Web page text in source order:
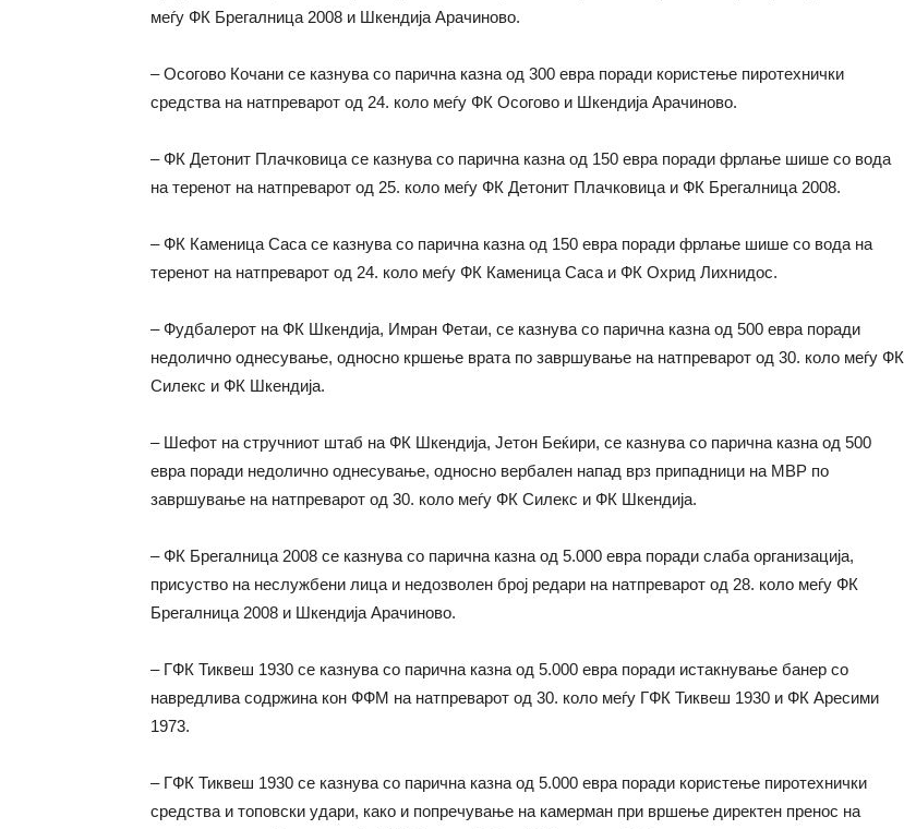
меѓу ФК Брегалница 2008 и Шкендија Арачиново.
– Осогово Кочани се казнува со парична казна од 300 евра поради користење пиротехнички
средства на натпреварот од 24. коло меѓу ФК Осогово и Шкендија Арачиново.
– ФК Детонит Плачковица се казнува со парична казна од 150 евра поради фрлање шише со вода
на теренот на натпреварот од 25. коло меѓу ФК Детонит Плачковица и ФК Брегалница 2008.
– ФК Каменица Саса се казнува со парична казна од 150 евра поради фрлање шише со вода на
теренот на натпреварот од 24. коло меѓу ФК Каменица Саса и ФК Охрид Лихнидос.
– Фудбалерот на ФК Шкендија, Имран Фетаи, се казнува со парична казна од 500 евра поради
недолично однесување, односно кршење врата по завршување на натпреварот од 30. коло меѓу ФК
Силекс и ФК Шкендија.
– Шефот на стручниот штаб на ФК Шкендија, Јетон Беќири, се казнува со парична казна од 500
евра поради недолично однесување, односно вербален напад врз припадници на МВР по
завршување на натпреварот од 30. коло меѓу ФК Силекс и ФК Шкендија.
– ФК Брегалница 2008 се казнува со парична казна од 5.000 евра поради слаба организација,
присуство на неслужбени лица и недозволен број редари на натпреварот од 28. коло меѓу ФК
Брегалница 2008 и Шкендија Арачиново.
– ГФК Тиквеш 1930 се казнува со парична казна од 5.000 евра поради истакнување банер со
навредлива содржина кон ФФМ на натпреварот од 30. коло меѓу ГФК Тиквеш 1930 и ФК Аресими
1973.
– ГФК Тиквеш 1930 се казнува со парична казна од 5.000 евра поради користење пиротехнички
средства и топовски удари, како и попречување на камерман при вршење директен пренос на